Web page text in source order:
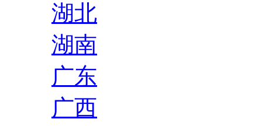
湖北
湖南
广东
广西